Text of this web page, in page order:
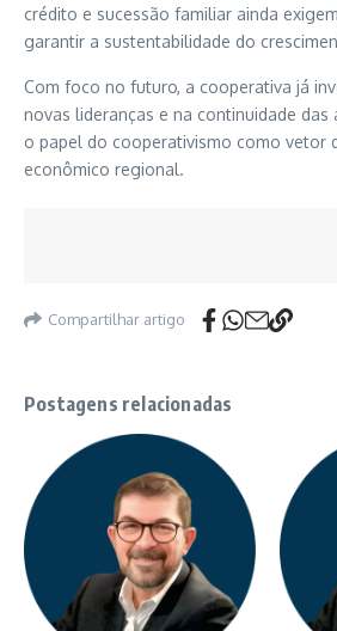
crédito e sucessão familiar ainda
garantir a sustentabilidade do
Com foco no futuro, a cooperativa já
novas lideranças e na continuidade das
o papel do cooperativismo como vetor
econômico regional.
Compartilhar artigo
Postagens relacionadas